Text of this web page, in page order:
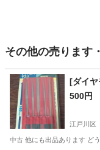
その他の売ります
[ダイヤ
500円
江戸川区
中古 他にも出品あります ど